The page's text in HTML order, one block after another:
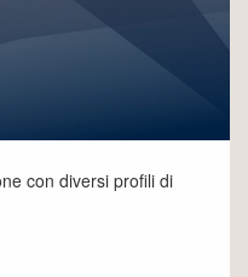
con diversi profili di